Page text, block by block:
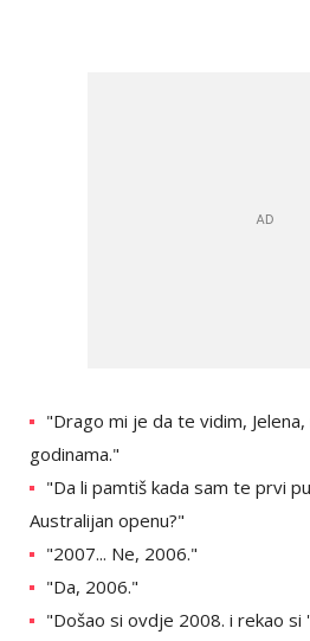
"Drago mi je da te vidim,
godinama."
"Da li pamtiš kada sam te prvi
Australijan openu?"
"2007... Ne, 2006."
"Da, 2006."
"Došao si ovdje 2008. i rekao si